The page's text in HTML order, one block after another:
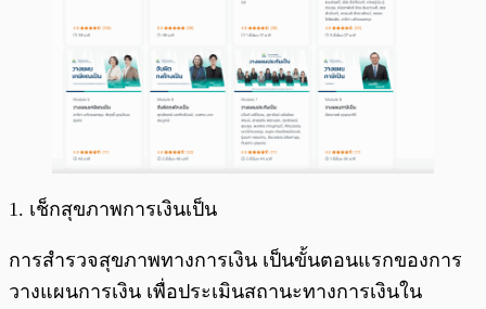
1. เช็กสุขภาพการเงินเป็น
การสำรวจสุขภาพทางการเงิน เป็นขั้นตอนแรกของการ
วางแผนการเงิน เพื่อประเมินสถานะทางการเงินใน